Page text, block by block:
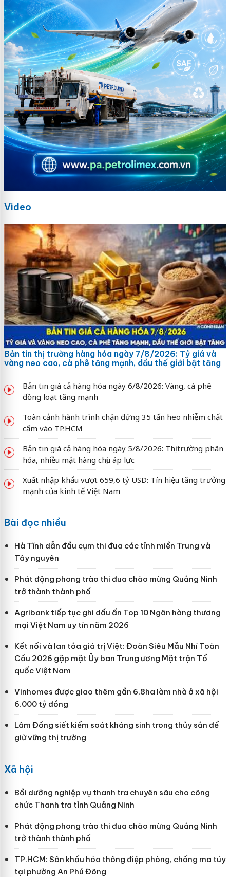
Video
Bản tin thị trường hàng hóa ngày 7/8/2026: Tỷ giá và
vàng neo cao, cà phê tăng mạnh, dầu thế giới bật tăng
Bản tin giá cả hàng hóa ngày 6/8/2026: Vàng, cà phê
đồng loạt tăng mạnh
Toàn cảnh hành trình chặn đứng 35 tấn heo nhiễm chất
cấm vào TP.HCM
Bản tin giá cả hàng hóa ngày 5/8/2026: Thị trường phân
hóa, nhiều mặt hàng chịu áp lực
Xuất nhập khẩu vượt 659,6 tỷ USD: Tín hiệu tăng trưởng
mạnh của kinh tế Việt Nam
Bài đọc nhiều
Hà Tĩnh dẫn đầu cụm thi đua các tỉnh miền Trung và
Tây nguyên
Phát động phong trào thi đua chào mừng Quảng Ninh
trở thành thành phố
Agribank tiếp tục ghi dấu ấn Top 10 Ngân hàng thương
mại Việt Nam uy tín năm 2026
Kết nối và lan tỏa giá trị Việt: Đoàn Siêu Mẫu Nhí Toàn
Cầu 2026 gặp mặt Ủy ban Trung ương Mặt trận Tổ
quốc Việt Nam
Vinhomes được giao thêm gần 6,8ha làm nhà ở xã hội
6.000 tỷ đồng
Lâm Đồng siết kiểm soát kháng sinh trong thủy sản để
giữ vững thị trường
Xã hội
Bồi dưỡng nghiệp vụ thanh tra chuyên sâu cho công
chức Thanh tra tỉnh Quảng Ninh
Phát động phong trào thi đua chào mừng Quảng Ninh
trở thành thành phố
TP.HCM: Sân khấu hóa thông điệp phòng, chống ma túy
tại phường An Phú Đông